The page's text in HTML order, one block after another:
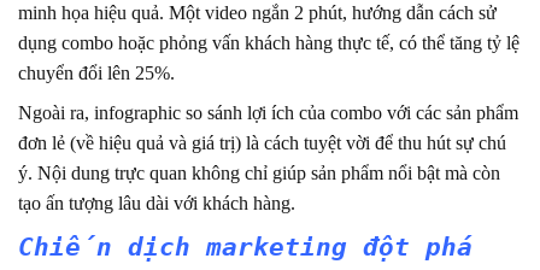
minh họa hiệu quả. Một video ngắn 2 phút, hướng dẫn cách sử
dụng combo hoặc phỏng vấn khách hàng thực tế, có thể tăng tỷ lệ
chuyển đổi lên 25%.
Ngoài ra, infographic so sánh lợi ích của combo với các sản phẩm
đơn lẻ (về hiệu quả và giá trị) là cách tuyệt vời để thu hút sự chú
ý. Nội dung trực quan không chỉ giúp sản phẩm nổi bật mà còn
tạo ấn tượng lâu dài với khách hàng.
Chiến dịch marketing đột phá